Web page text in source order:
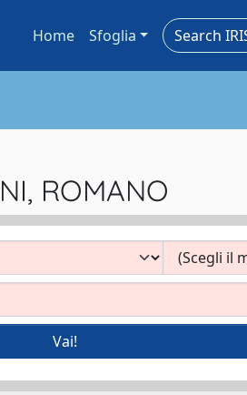
Home Sfoglia
ROMANO